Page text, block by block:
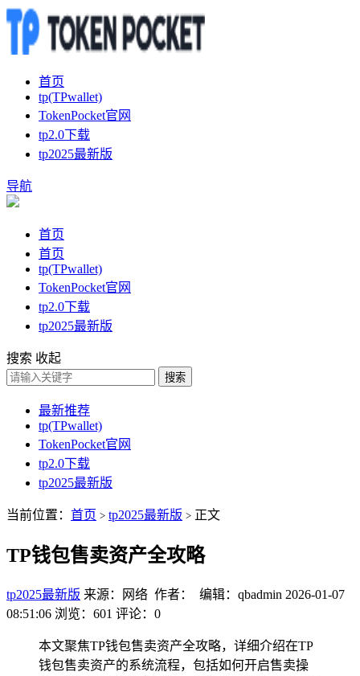
首页
tp(TPwallet)
TokenPocket官网
tp2.0下载
tp2025最新版
导航
首页
首页
tp(TPwallet)
TokenPocket官网
tp2.0下载
tp2025最新版
搜索 收起
搜索
最新推荐
tp(TPwallet)
TokenPocket官网
tp2.0下载
tp2025最新版
当前位置： 首页 > tp2025最新版 > 正文
TP钱包售卖资产全攻略
tp2025最新版 来源：网络 作者： 编辑：qbadmin 2026-01-07
08:51:06 浏览：601 评论：0
本文聚焦TP钱包售卖资产全攻略，详细介绍在TP
钱包售卖资产的系统流程，包括如何开启售卖操